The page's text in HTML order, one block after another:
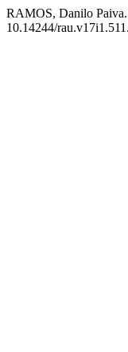
RAMOS, Danilo Paiva.
10.14244/